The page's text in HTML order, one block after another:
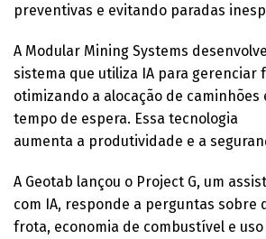
preventivas e evitando paradas
A Modular Mining Systems
sistema que utiliza IA para gerenciar
otimizando a alocação de caminhões
tempo de espera. Essa tecnologia
aumenta a produtividade e a
A Geotab lançou o Project G, um
com IA, responde a perguntas sobre
frota, economia de combustível e uso